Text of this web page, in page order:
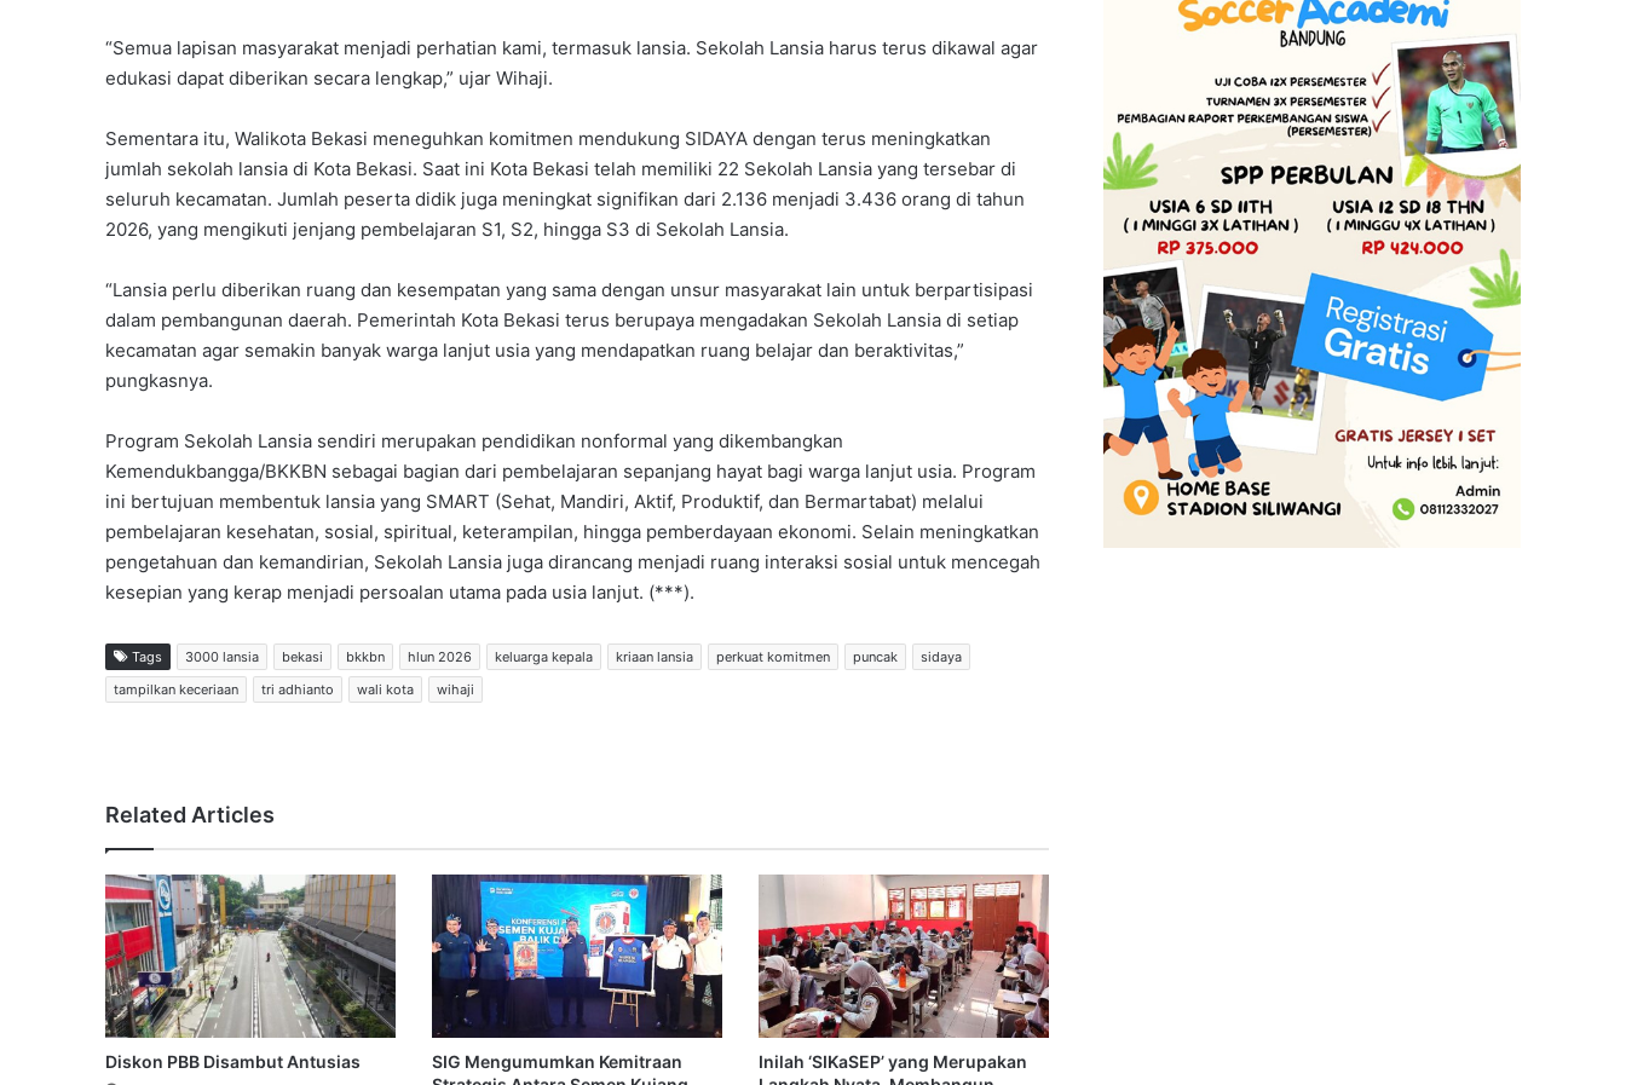
“Semua lapisan masyarakat menjadi perhatian kami, termasuk lansia. Sekolah Lansia harus terus dikawal agar
edukasi dapat diberikan secara lengkap,” ujar Wihaji.
Sementara itu, Walikota Bekasi meneguhkan komitmen mendukung SIDAYA dengan terus meningkatkan
jumlah sekolah lansia di Kota Bekasi. Saat ini Kota Bekasi telah memiliki 22 Sekolah Lansia yang tersebar di
seluruh kecamatan. Jumlah peserta didik juga meningkat signifikan dari 2.136 menjadi 3.436 orang di tahun
2026, yang mengikuti jenjang pembelajaran S1, S2, hingga S3 di Sekolah Lansia.
“Lansia perlu diberikan ruang dan kesempatan yang sama dengan unsur masyarakat lain untuk berpartisipasi
dalam pembangunan daerah. Pemerintah Kota Bekasi terus berupaya mengadakan Sekolah Lansia di setiap
kecamatan agar semakin banyak warga lanjut usia yang mendapatkan ruang belajar dan beraktivitas,”
pungkasnya.
Program Sekolah Lansia sendiri merupakan pendidikan nonformal yang dikembangkan
Kemendukbangga/BKKBN sebagai bagian dari pembelajaran sepanjang hayat bagi warga lanjut usia. Program
ini bertujuan membentuk lansia yang SMART (Sehat, Mandiri, Aktif, Produktif, dan Bermartabat) melalui
pembelajaran kesehatan, sosial, spiritual, keterampilan, hingga pemberdayaan ekonomi. Selain meningkatkan
pengetahuan dan kemandirian, Sekolah Lansia juga dirancang menjadi ruang interaksi sosial untuk mencegah
kesepian yang kerap menjadi persoalan utama pada usia lanjut. (***).
Tags 3000 lansia bekasi bkkbn hlun 2026 keluarga kepala kriaan lansia perkuat komitmen puncak
sidaya
tampilkan keceriaan
tri adhianto wali kota wihaji
Related Articles
Diskon PBB Disambut Antusias
SIG Mengumumkan Kemitraan
Inilah ‘SIKaSEP’ yang Merupakan